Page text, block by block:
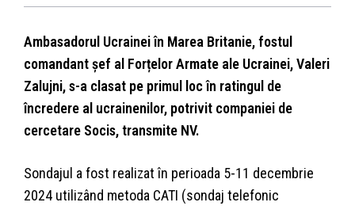
Ambasadorul Ucrainei în Marea Britanie, fostul
comandant șef al Forțelor Armate ale Ucrainei, Valeri
Zalujni, s-a clasat pe primul loc în ratingul de
încredere al ucrainenilor, potrivit companiei de
cercetare Socis, transmite NV.
Sondajul a fost realizat în perioada 5-11 decembrie
2024 utilizând metoda CATI (sondaj telefonic